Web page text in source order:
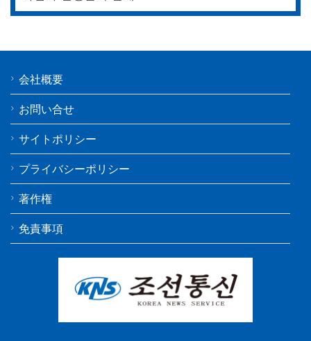
会社概要
お問い合せ
サイトポリシー
プライバシーポリシー
著作権
免責事項